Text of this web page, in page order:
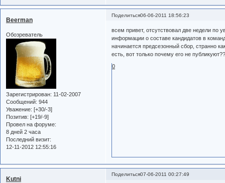
Поделиться06-06-2011 18:56:23
Beerman
Обозреватель
Зарегистрирован: 11-02-2007
Сообщений: 944
Уважение: [+30/-3]
Позитив: [+19/-9]
Провел на форуме:
8 дней 2 часа
Последний визит:
12-11-2012 12:55:16
всем привет, отсутствовал две недели по
информации о составе кандидатов в
начинается предсезонный сбор, странно
есть, вот только почему его не
0
Поделиться07-06-2011 00:27:49
Kutni